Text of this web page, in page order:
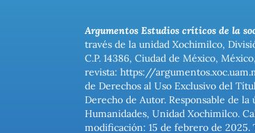
Argumentos Estudios críticos de la
través de la unidad Xochimilco,
C.P. 14386, Ciudad de México,
revista: https://
de Derechos al Uso Exclusivo del
Derecho de Autor. Responsable de
Humanidades, Unidad Xochimilco.
modificación: 15 de febrero de 2025.